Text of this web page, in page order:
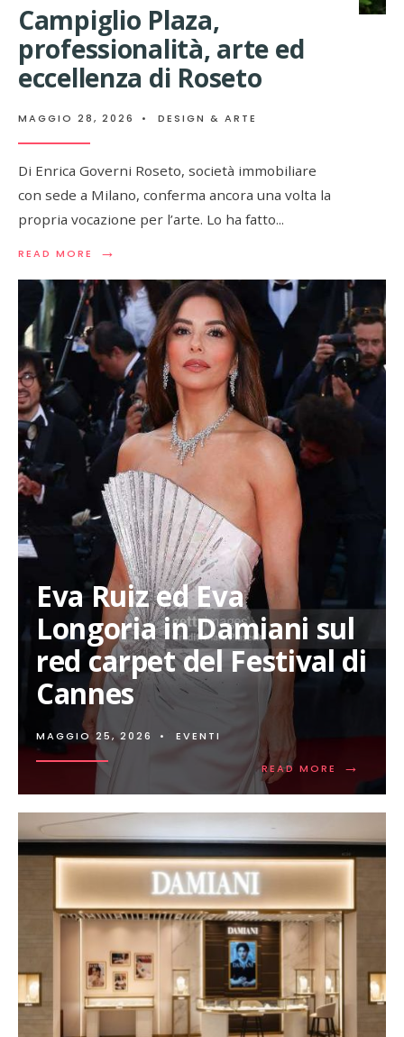
Campiglio Plaza,
professionalità, arte ed
eccellenza di Roseto
MAGGIO 28, 2026 • DESIGN & ARTE
Di Enrica Governi Roseto, società immobiliare
con sede a Milano, conferma ancora una volta la
propria vocazione per l’arte. Lo ha fatto...
READ MORE →
READ
CAMPIGLIO
PLAZA,
PROFESSIONALITÀ,
ARTE
ED
ECCELLENZA
ROSETO
Eva Ruiz ed Eva
Longoria in Damiani sul
red carpet del Festival di
Cannes
MAGGIO 25, 2026 • EVENTI
READ MORE →
READ
MORE:
RUIZ
EVA
LONGORIA
DAMIANI
SUL
RED
DEL
FESTIVAL
DI
CANNES